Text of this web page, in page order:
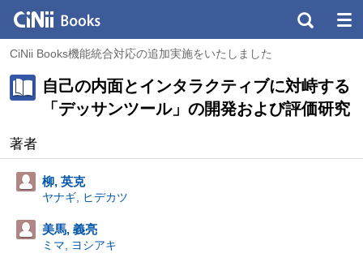
CiNii Books機能統合対応の追加実施をいたしました
自己の内面とインタラクティブに対峙する
「デッサンツール」の開発および評価研究
著者
柳, 英克
ヤナギ, ヒデカツ
美馬, 義亮
ミマ, ヨシアキ